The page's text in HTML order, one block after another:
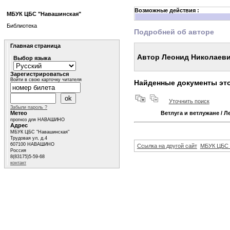
Возможные действия :
Подробней об авторе
Автор Леонид
Найденные документы
Уточнить поиск
Ветлуга и ветлужане/
Ссылка на другой сайт МБУК ЦБС
МБУК ЦБС "Навашинская"
Библиотека
Главная страница
Выбор языка
Зарегистрироваться
Войти в свою карточку читателя
Забыли пароль ?
Метео
прогноз для НАВАШИНО
Адрес
МБУК ЦБС "Навашинская"
Трудовая ул, д.4
607100 НАВАШИНО
Россия
8(83175)5-59-68
контакт